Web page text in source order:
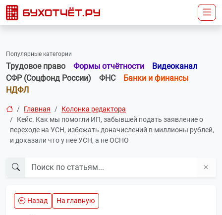
Популярные категории
Трудовое право Формы отчётности
Видеоканал
СФР (Соцфонд России)
ФНС
Банки и финансы
НДФЛ
Главная
Колонка редактора
Кейс. Как мы помогли ИП, забывшей подать заявление о
переходе на УСН, избежать доначислений в миллионы рублей,
и доказали что у нее УСН, а не ОСНО
Назад На главную